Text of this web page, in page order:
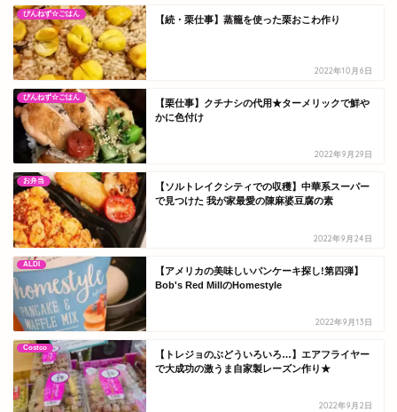
ぴんねず☆ごはん
【続・栗仕事】蒸籠を使った栗おこわ作り
2022年10月6日
ぴんねず☆ごはん
【栗仕事】クチナシの代用★ターメリックで鮮や
かに色付け
2022年9月29日
お弁当
【ソルトレイクシティでの収穫】中華系スーパー
で見つけた 我が家最愛の陳麻婆豆腐の素
2022年9月24日
ALDI
【アメリカの美味しいパンケーキ探し!第四弾】
Bob's Red MillのHomestyle
2022年9月13日
Costco
【トレジョのぶどういろいろ…】エアフライヤー
で大成功の激うま自家製レーズン作り★
2022年9月2日